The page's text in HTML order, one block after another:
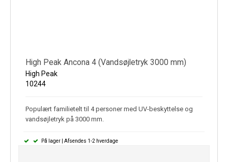
High Peak Ancona 4 (Vandsøjletryk 3000 mm)
High Peak
10244
Populært familietelt til 4 personer med UV-beskyttelse og
vandsøjletryk på 3000 mm.
På lager | Afsendes 1-2 hverdage